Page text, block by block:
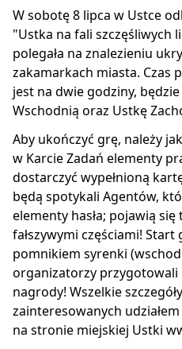
W sobotę 8 lipca w Ustce
"Ustka na fali szczęśliwych
polegała na znalezieniu
zakamarkach miasta. Czas
jest na dwie godziny,
Wschodnią oraz Ustkę
Aby ukończyć grę, należy
w Karcie Zadań elementy
dostarczyć wypełnioną
będą spotykali Agentów,
elementy hasła; pojawią się
fałszywymi częściami!
pomnikiem syrenki
organizatorzy
nagrody! Wszelkie
zainteresowanych
na stronie miejskiej Ustki